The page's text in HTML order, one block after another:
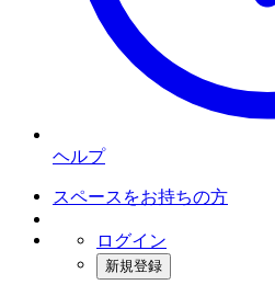
ヘルプ
スペースをお持ちの方
ログイン
新規登録